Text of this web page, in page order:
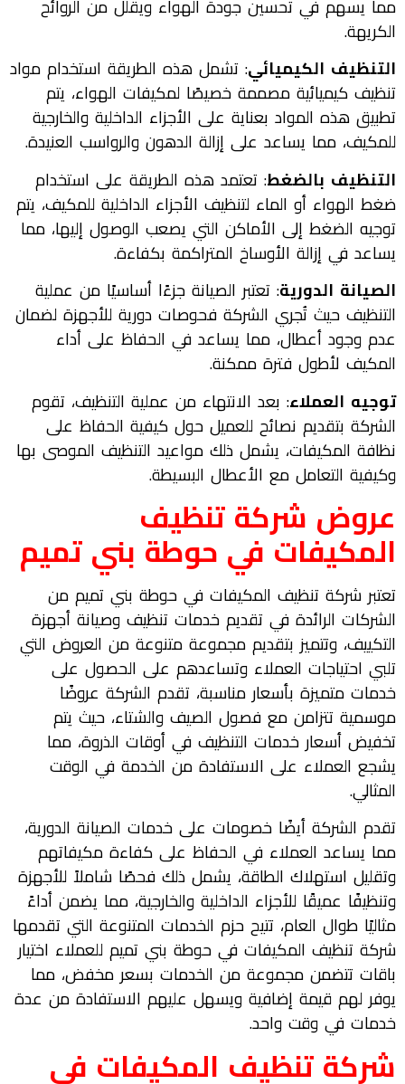
مما يسهم في تحسين جودة الهواء ويقلل من الروائح
الكريهة.
التنظيف الكيميائي: تشمل هذه الطريقة استخدام مواد
تنظيف كيميائية مصممة خصيصًا لمكيفات الهواء، يتم
تطبيق هذه المواد بعناية على الأجزاء الداخلية والخارجية
للمكيف، مما يساعد على إزالة الدهون والرواسب العنيدة.
التنظيف بالضغط: تعتمد هذه الطريقة على استخدام
ضغط الهواء أو الماء لتنظيف الأجزاء الداخلية للمكيف، يتم
توجيه الضغط إلى الأماكن التي يصعب الوصول إليها، مما
يساعد في إزالة الأوساخ المتراكمة بكفاءة.
الصيانة الدورية: تعتبر الصيانة جزءًا أساسيًا من عملية
التنظيف حيث تُجري الشركة فحوصات دورية للأجهزة لضمان
عدم وجود أعطال، مما يساعد في الحفاظ على أداء
المكيف لأطول فترة ممكنة.
توجيه العملاء: بعد الانتهاء من عملية التنظيف، تقوم
الشركة بتقديم نصائح للعميل حول كيفية الحفاظ على
نظافة المكيفات، يشمل ذلك مواعيد التنظيف الموصى بها
وكيفية التعامل مع الأعطال البسيطة.
عروض شركة تنظيف
المكيفات في حوطة بني تميم
تعتبر شركة تنظيف المكيفات في حوطة بني تميم من
الشركات الرائدة في تقديم خدمات تنظيف وصيانة أجهزة
التكييف، وتتميز بتقديم مجموعة متنوعة من العروض التي
تلبي احتياجات العملاء وتساعدهم على الحصول على
خدمات متميزة بأسعار مناسبة، تقدم الشركة عروضًا
موسمية تتزامن مع فصول الصيف والشتاء، حيث يتم
تخفيض أسعار خدمات التنظيف في أوقات الذروة، مما
يشجع العملاء على الاستفادة من الخدمة في الوقت
المثالي.
تقدم الشركة أيضًا خصومات على خدمات الصيانة الدورية،
مما يساعد العملاء في الحفاظ على كفاءة مكيفاتهم
وتقليل استهلاك الطاقة، يشمل ذلك فحصًا شاملاً للأجهزة
وتنظيفًا عميقًا للأجزاء الداخلية والخارجية، مما يضمن أداءً
مثاليًا طوال العام، تتيح حزم الخدمات المتنوعة التي تقدمها
شركة تنظيف المكيفات في حوطة بني تميم للعملاء اختيار
باقات تتضمن مجموعة من الخدمات بسعر مخفض، مما
يوفر لهم قيمة إضافية ويسهل عليهم الاستفادة من عدة
خدمات في وقت واحد.
شركة تنظيف المكيفات في